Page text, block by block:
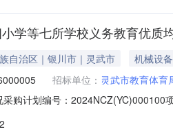
学等七所学校义务教育优
自治区｜银川市｜灵武市
机械设备
招标单位： 灵武市教育体育
购计划编号：2024NCZ(YC)000100
市教育体育局第四小学等七所学校